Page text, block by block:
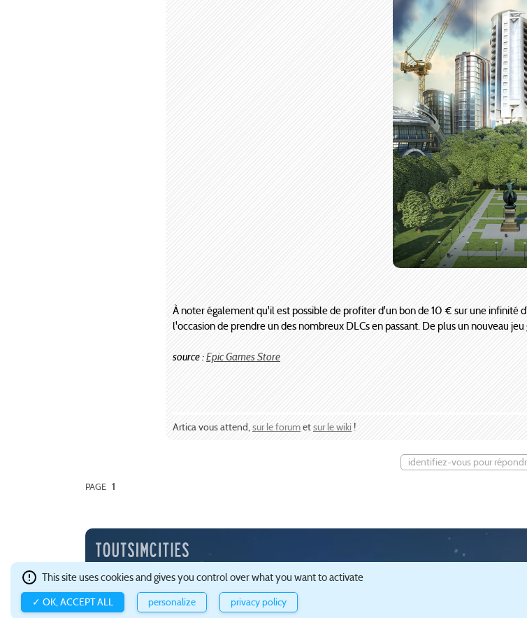
À noter également qu'il est possible de profiter d'un bon de 10 € sur une infinité
l'occasion de prendre un des nombreux DLCs en passant. De plus un nouveau
source :Epic Games Store
Artica vous attend,sur le forumetsur le wiki!
identifiez-vous pour
PAGE 1
Ce site est hébergé avec brio parGandi.Confidentialité et gestion des cookies
à propos de TOUTSIMCITIES à la une wikiguide
This site uses cookies and gives you control over what you want to activate
✓ OK, ACCEPT ALL personalize privacy policy